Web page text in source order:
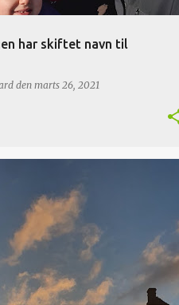
har skiftet navn til
den marts 26, 2021